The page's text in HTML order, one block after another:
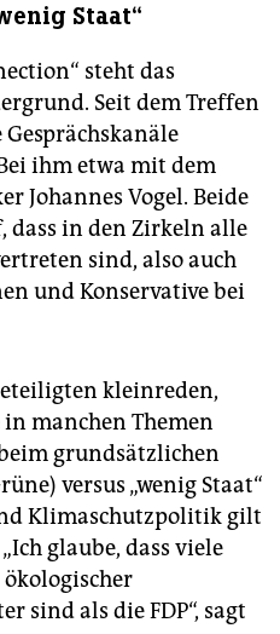
Staat“
steht das
Seit dem Treffen
ihm etwa mit dem
Johannes Vogel. Beide
dass in den Zirkeln alle
sind, also auch
und Konservative bei
kleinreden,
manchen Themen
grundsätzlichen
versus „wenig Staat“
Klimaschutzpolitik gilt
glaube, dass viele
sind als die FDP“, sagt